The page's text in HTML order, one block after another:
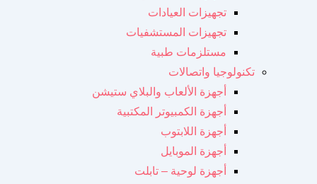
تجهيزات العيادات
تجهيزات المستشفيات
مستلزمات طبية
تكنولوجيا واتصالات
أجهزة الألعاب والبلاي ستيشن
أجهزة الكمبيوتر المكتبية
أجهزة اللابتوب
أجهزة الموبايل
أجهزة لوحية – تابلت